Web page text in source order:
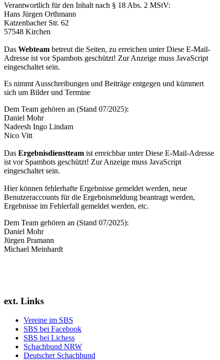
Verantwortlich für den Inhalt nach § 18 Abs. 2 MStV:
Hans Jürgen Orthmann
Katzenbacher Str. 62
57548 Kirchen
Das Webteam betreut die Seiten, zu erreichen unterDiese E-Mail-
Adresse ist vor Spambots geschützt! Zur Anzeige muss JavaScript
eingeschaltet sein.
Es nimmt Ausschreibungen und Beiträge entgegen und kümmert
sich um Bilder und Termine
Dem Team gehören an (Stand 07/2025):
Daniel Mohr
Nadeesh Ingo Lindam
Nico Vitt
Das Ergebnisdienstteam ist erreichbar unterDiese E-Mail-Adresse
ist vor Spambots geschützt! Zur Anzeige muss JavaScript
eingeschaltet sein.
Hier können fehlerhafte Ergebnisse gemeldet werden, neue
Benutzeraccounts für die Ergebnismeldung beantragt werden,
Ergebnisse im Fehlerfall gemeldet werden, etc.
Dem Team gehören an (Stand 07/2025):
Daniel Mohr
Jürgen Pramann
Michael Meinhardt
ext. Links
Vereine im SBS
SBS bei Facebook
SBS bei Lichess
Schachbund NRW
Deutscher Schachbund